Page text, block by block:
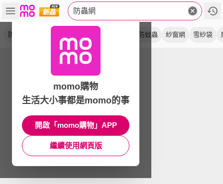
防蟲網
防鳥網 防蚊蟲 紗窗網 雪紗袋
momo購物
生活大小事都是momo的事
開啟「momo購物」APP
繼續使用網頁版